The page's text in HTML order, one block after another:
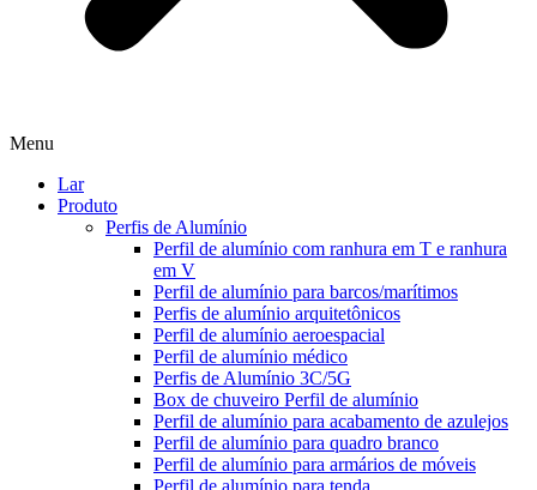
Menu
Lar
Produto
Perfis de Alumínio
Perfil de alumínio com ranhura em T e ranhura
em V
Perfil de alumínio para barcos/marítimos
Perfis de alumínio arquitetônicos
Perfil de alumínio aeroespacial
Perfil de alumínio médico
Perfis de Alumínio 3C/5G
Box de chuveiro Perfil de alumínio
Perfil de alumínio para acabamento de azulejos
Perfil de alumínio para quadro branco
Perfil de alumínio para armários de móveis
Perfil de alumínio para tenda